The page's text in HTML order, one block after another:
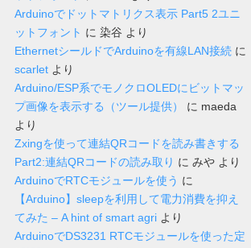
Arduinoでドットマトリクス表示 Part5 2ユニ
ットフォント に 染谷 より
EthernetシールドでArduinoを有線LAN接続に
scarletより
Arduino/ESP系でモノクロOLEDにビットマッ
プ画像を表示する（ツール提供）
に maeda
より
Zxingを使って連結QRコードを読み書きする
Part2:連結QRコードの読み取り に みやより
ArduinoでRTCモジュールを使う に
【Arduino】sleepを利用して電力消費を抑え
てみた – A hint of smart agriより
ArduinoでDS3231 RTCモジュールを使った定